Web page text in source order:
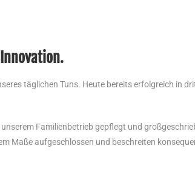
täglichen Tuns. Heute bereits erfolgreich in
Familienbetrieb gepflegt und
Maße aufgeschlossen und beschreiten
Erfolg von Haschke Bau. Heute
wir ein Umsatz von 19 Millionen